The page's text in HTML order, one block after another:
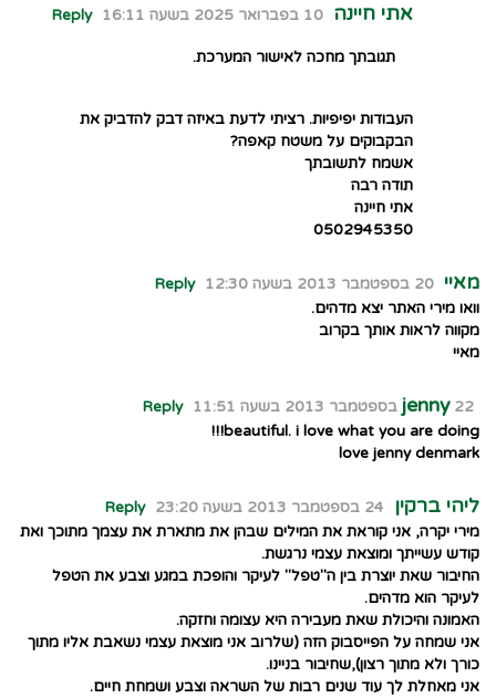
אתי חיינה 10 בפברואר 2025 בשעה 16:11 Reply
תגובתך מחכה לאישור המערכת.
העבודות יפיפיות. רציתי לדעת באיזה דבק להדביק את
הבקבוקים על משטח קאפה?
אשמח לתשובתך
תודה רבה
אתי חיינה
0502945350
מאיי 20 בספטמבר 2013 בשעה 12:30
Reply
וואו מירי האתר יצא מדהים.
מקווה לראות אותך בקרוב
מאיי
jenny 22 בספטמבר 2013 בשעה 11:51
Reply
beautiful. i love what you are doing!!!
love jenny denmark
ליהי ברקין 24 בספטמבר 2013 בשעה 23:20
Reply
מירי יקרה, אני קוראת את המילים שבהן את מתארת את עצמך מתוכך ואת
קודש עשייתך ומוצאת עצמי נרגשת.
החיבור שאת יוצרת בין ה"טפל" לעיקר והופכת במגע וצבע את הטפל
לעיקר הוא מדהים.
האמונה והיכולת שאת מעבירה היא עצומה וחזקה.
אני שמחה על הפייסבוק הזה (שלרוב אני מוצאת עצמי נשאבת אליו מתוך
כורך ולא מתוך רצון),שחיבור בניינו.
אני מאחלת לך עוד שנים רבות של השראה וצבע ושמחת חיים.